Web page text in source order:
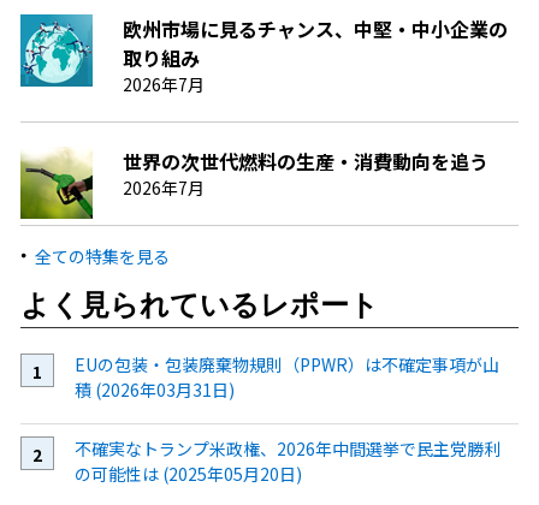
欧州市場に見るチャンス、中堅・中小企業の
取り組み
2026年7月
世界の次世代燃料の生産・消費動向を追う
2026年7月
全ての特集を見る
よく見られているレポート
EUの包装・包装廃棄物規則（PPWR）は不確定事項が山
積 (2026年03月31日)
不確実なトランプ米政権、2026年中間選挙で民主党勝利
の可能性は (2025年05月20日)